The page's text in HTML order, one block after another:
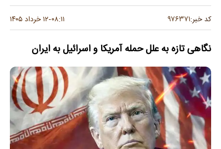
کد خبر:۹۷۶۳۷۱ ۰۸:۱۱-۱۲ خرداد ۱۴۰۵
نگاهی تازه به علل حمله آمریکا و اسرائیل به ایران